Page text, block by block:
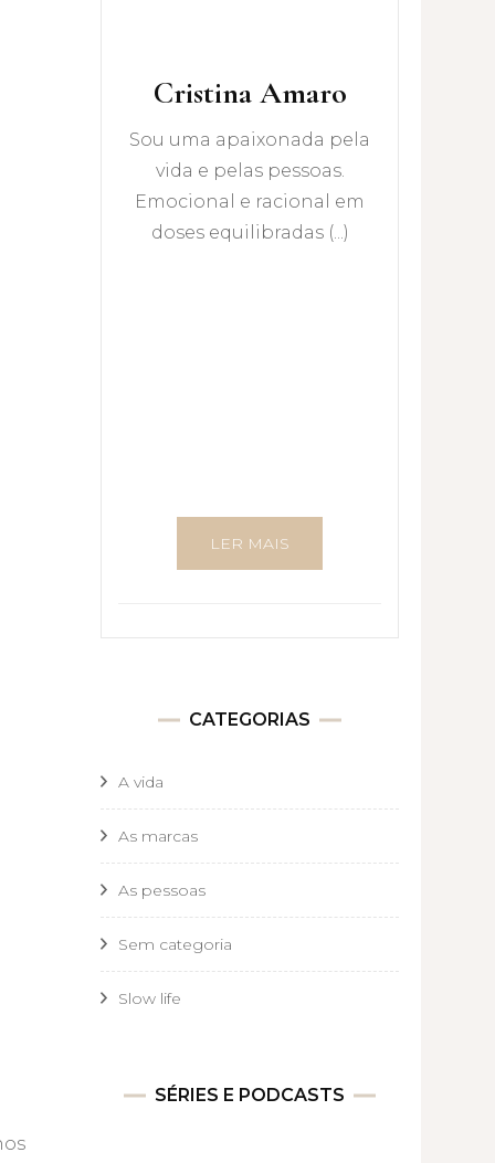
Cristina Amaro
Sou uma apaixonada pela
vida e pelas pessoas.
Emocional e racional em
doses equilibradas (...)
LER MAIS
CATEGORIAS
A vida
As marcas
As pessoas
Sem categoria
Slow life
SÉRIES E PODCASTS